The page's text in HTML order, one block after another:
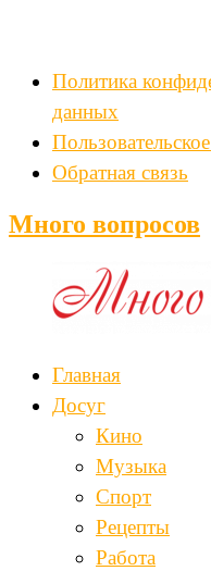
Политика
данных
Обратная связь
Много вопросов
Главная
Досуг
Кино
Музыка
Спорт
Рецепты
Работа